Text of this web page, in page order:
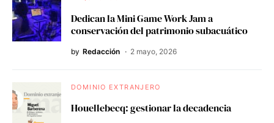
Dedican la Mini Game Work Jam a
conservación del patrimonio subacuático
by Redacción 2 mayo, 2026
DOMINIO EXTRANJERO
Houellebecq: gestionar la decadencia